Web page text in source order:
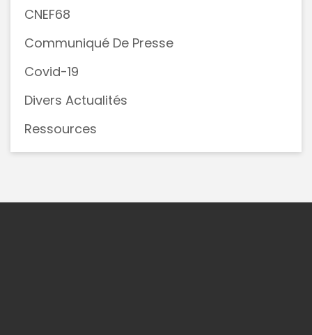
CNEF68
Communiqué De Presse
Covid-19
Divers Actualités
Ressources